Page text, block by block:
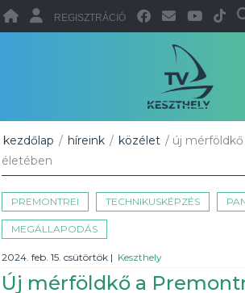
REGISZTRÁCIÓ
kezdőlap / híreink / közélet / új
életében
PREMONTREI TECHNIKUSKÉPZÉS
MEGÁLLAPODÁS
2024. feb. 15. csütörtök | Keszthely
Új mérföldkő a